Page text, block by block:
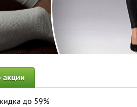
акции
до 59%